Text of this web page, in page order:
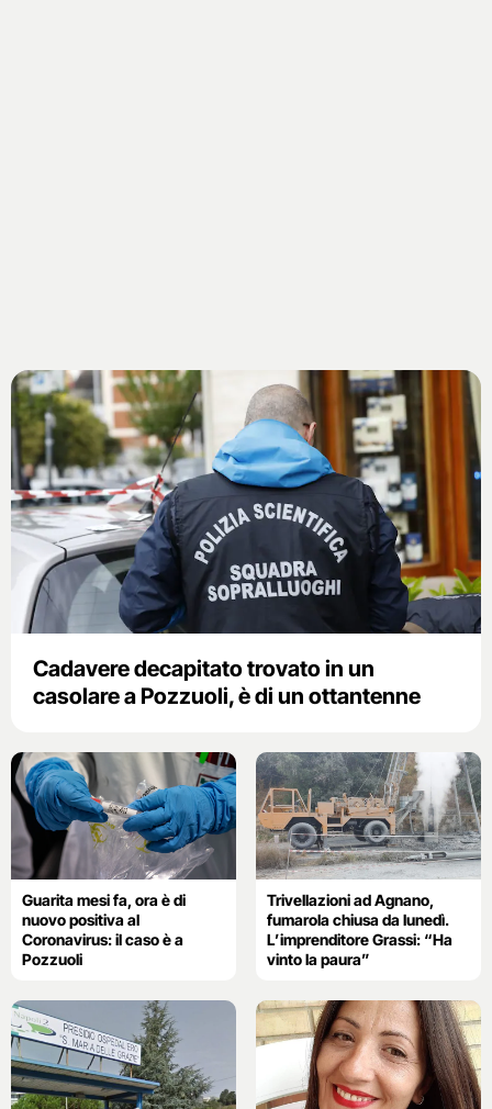
Cadavere decapitato trovato in un
casolare a Pozzuoli, è di un ottantenne
Guarita mesi fa, ora è di
nuovo positiva al
Coronavirus: il caso è a
Pozzuoli
Trivellazioni ad Agnano,
fumarola chiusa da lunedì.
L’imprenditore Grassi: “Ha
vinto la paura”